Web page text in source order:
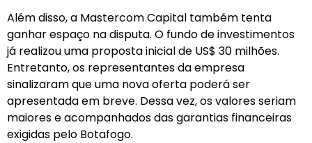
Além disso, a Mastercom Capital também tenta
ganhar espaço na disputa. O fundo de investimentos
já realizou uma proposta inicial de US$ 30 milhões.
Entretanto, os representantes da empresa
sinalizaram que uma nova oferta poderá ser
apresentada em breve. Dessa vez, os valores seriam
maiores e acompanhados das garantias financeiras
exigidas pelo Botafogo.